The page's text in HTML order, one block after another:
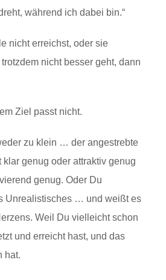
während ich dabei bin.“
nicht erreichst, oder sie
nicht besser geht, dann
Ziel passt nicht.
zu klein … der angestrebte
genug oder attraktiv genug
genug. Oder Du
Unrealistisches … und weißt es
Weil Du vielleicht schon
und erreicht hast, und das
hat.